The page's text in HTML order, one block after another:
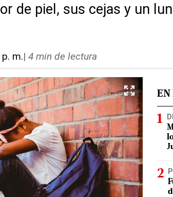
de piel, sus cejas y un
m.| 4 min de lectura
EN